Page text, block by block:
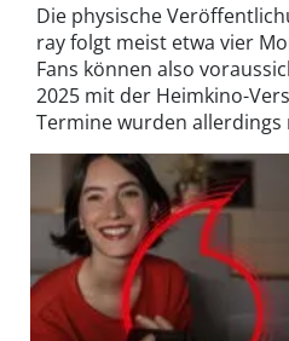
Die physische
ray folgt meist etwa vier
Fans können also
2025 mit der Heimkino-
Termine wurden